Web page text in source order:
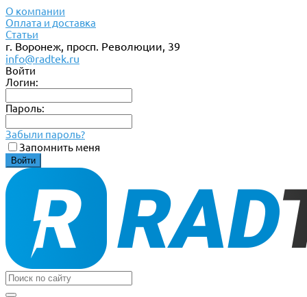
О компании
Оплата и доставка
Статьи
г. Воронеж, просп. Революции, 39
info@radtek.ru
Войти
Логин:
Пароль:
Забыли пароль?
Запомнить меня